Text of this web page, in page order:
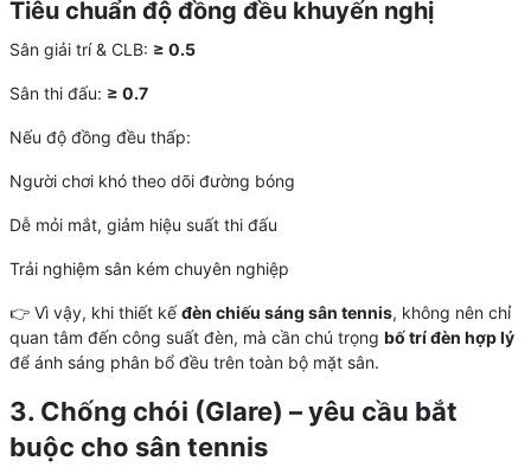
Tiêu chuẩn độ đồng đều khuyến nghị
Sân giải trí & CLB: ≥ 0.5
Sân thi đấu: ≥ 0.7
Nếu độ đồng đều thấp:
Người chơi khó theo dõi đường bóng
Dễ mỏi mắt, giảm hiệu suất thi đấu
Trải nghiệm sân kém chuyên nghiệp
👉 Vì vậy, khi thiết kếđèn chiếu sáng sân tennis, không nên chỉ
quan tâm đến công suất đèn, mà cần chú trọng bố trí đèn hợp lý
để ánh sáng phân bổ đều trên toàn bộ mặt sân.
3. Chống chói (Glare) – yêu cầu bắt
buộc cho sân tennis